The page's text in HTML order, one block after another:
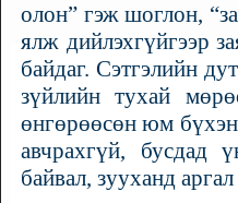
олон” гэж шоглон,
ялж дийлэхгүйгээр
байдаг. Сэтгэлийн
зүйлийн тухай
өнгөрөөсөн юм бүхэн
авчрахгүй, бусдад
байвал, зууханд